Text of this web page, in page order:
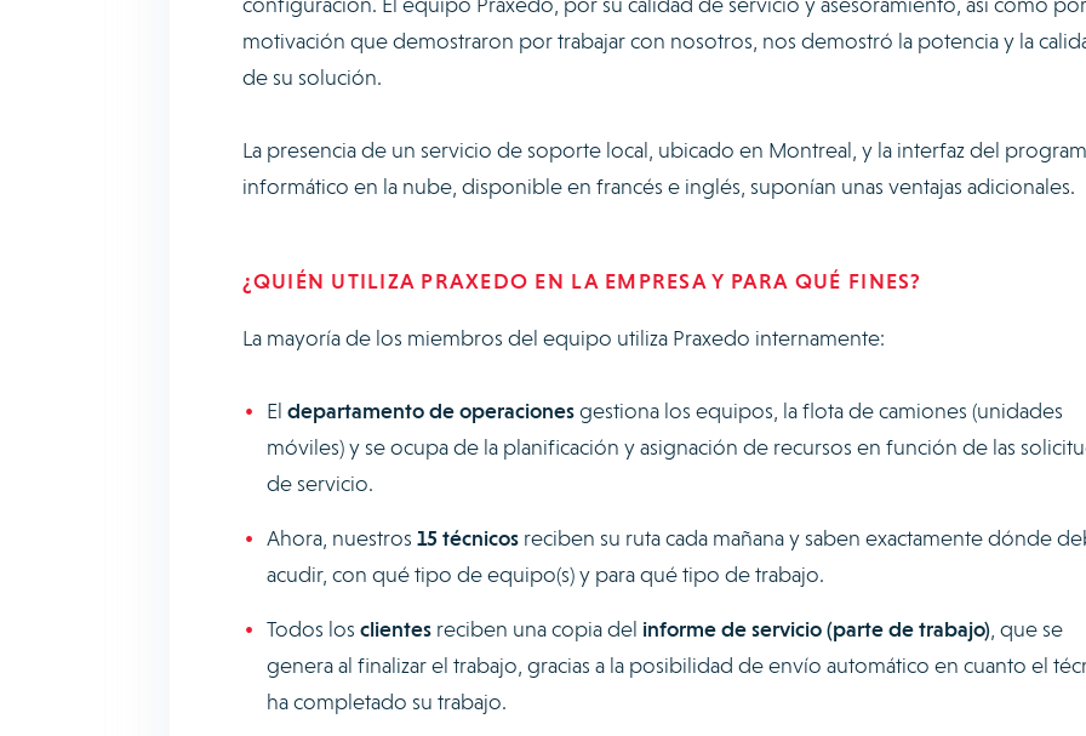
motivación que demostraron por trabajar con nosotros, nos demostró la potencia y la
de su solución.
La presencia de un servicio de soporte local, ubicado en Montreal, y la interfaz del
informático en la nube, disponible en francés e inglés, suponían unas ventajas adicionales.
¿QUIÉN UTILIZA PRAXEDO EN LA EMPRESA Y PARA QUÉ FINES?
La mayoría de los miembros del equipo utiliza Praxedo internamente:
El departamento de operacionesgestiona los equipos, la flota de camiones (unidades
móviles) y se ocupa de la planificación y asignación de recursos en función de las
de servicio.
Ahora, nuestros 15 técnicos reciben su ruta cada mañana y saben exactamente dónde
acudir, con qué tipo de equipo(s) y para qué tipo de trabajo.
Todos los clientes reciben una copia del informe de servicio (parte de trabajo), que se
genera al finalizar el trabajo, gracias a la posibilidad de envío automático en cuanto el
ha completado su trabajo.